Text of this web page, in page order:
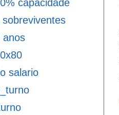
capacidade
sobreviventes
anos
salario